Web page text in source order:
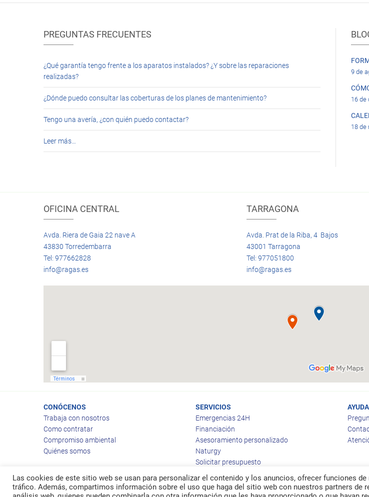
PREGUNTAS FRECUENTES
¿Qué garantía tengo frente a los aparatos instalados? ¿Y sobre las reparaciones
realizadas?
¿Dónde puedo consultar las coberturas de los planes de mantenimiento?
Tengo una avería, ¿con quién puedo contactar?
Leer más…
9 de
16 de
18 de
OFICINA CENTRAL
Avda. Riera de Gaia 22 nave A
43830 Torredembarra
Tel: 977662828
info@ragas.es
TARRAGONA
Avda. Prat de la Riba, 4 Bajos
43001 Tarragona
Tel: 977051800
info@ragas.es
CONÓCENOS
Trabaja con nosotros
Como contratar
Compromiso ambiental
Quiénes somos
SERVICIOS
Emergencias 24H
Financiación
Asesoramiento personalizado
Naturgy
Solicitar presupuesto
AYUDA
Las cookies de este sitio web se usan para personalizar el contenido y los anuncios, ofrecer funciones de
tráfico. Además, compartimos información sobre el uso que haga del sitio web con nuestros partners de